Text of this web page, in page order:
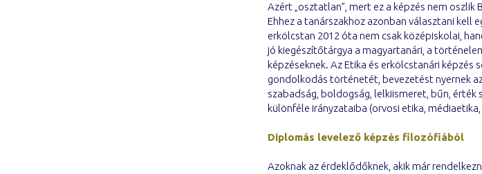
Azért „osztatlan”, mert ez a képzés nem oszlik
Ehhez a tanárszakhoz azonban választani kell
erkölcstan 2012 óta nem csak középiskolai,
jó kiegészítőtárgya a magyartanári, a
képzéseknek. Az Etika és erkölcstanári képzés
gondolkodás történetét, bevezetést nyernek
szabadság, boldogság, lelkiismeret, bűn,
különféle irányzataiba (orvosi etika,
Diplomás levelező képzés filozófiából
Azoknak az érdeklődőknek, akik már